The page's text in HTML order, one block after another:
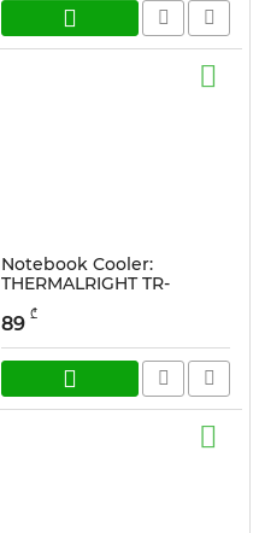
Notebook Cooler:
THERMALRIGHT TR-
NCP01B Notebook
Cooling Stand Black
სასაქონლო კოდი: 13528
89 ₾